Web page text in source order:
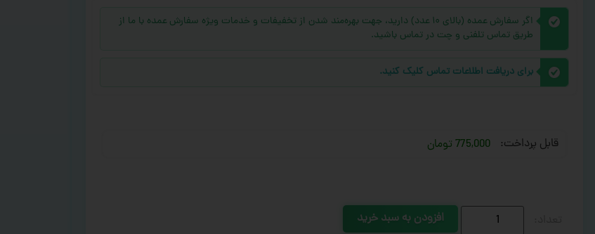
اگر سفارش عمده (بالای ۱۰ عدد) دارید، جهت بهره‌مند شدن از تخفیفات و خدمات ویژه سفارش عمده با ما از
طریق تماس تلفنی و چت در تماس باشید.
برای دریافت اطلاعات تماس کلیک کنید.
قابل پرداخت: 775,000 تومان
افزودن به سبد خرید